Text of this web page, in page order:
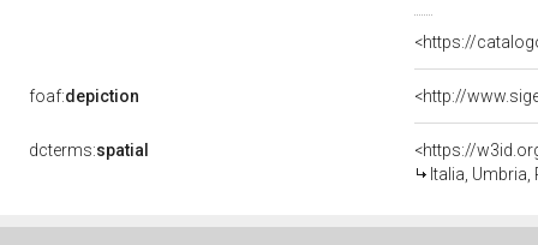
<https://
foaf:depiction
dcterms:spatial
<https://
Italia, Umbria,